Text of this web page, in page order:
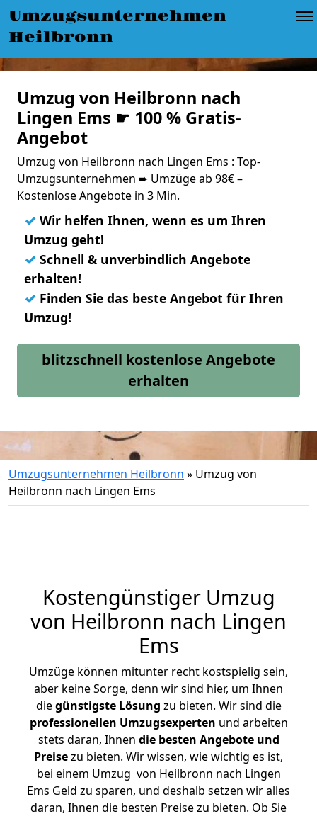
Umzugsunternehmen
Heilbronn
Umzug von Heilbronn nach
Lingen Ems ☛ 100 % Gratis-
Angebot
Umzug von Heilbronn nach Lingen Ems : Top-
Umzugsunternehmen ➨ Umzüge ab 98€ –
Kostenlose Angebote in 3 Min.
✓ Wir helfen Ihnen, wenn es um Ihren
Umzug geht!
✓ Schnell & unverbindlich Angebote
erhalten!
✓ Finden Sie das beste Angebot für Ihren
Umzug!
blitzschnell kostenlose Angebote
erhalten
Umzugsunternehmen Heilbronn » Umzug von
Heilbronn nach Lingen Ems
Kostengünstiger Umzug
von Heilbronn nach Lingen
Ems
Umzüge können mitunter recht kostspielig sein,
aber keine Sorge, denn wir sind hier, um Ihnen
diegünstigste Lösung zu bieten. Wir sind die
professionellen Umzugsexperten und arbeiten
stets daran, Ihnen die besten Angebote und
Preisezu bieten. Wir wissen, wie wichtig es ist,
bei einem Umzug von Heilbronn nach Lingen
Ems Geld zu sparen, und deshalb setzen wir alles
daran, Ihnen die besten Preise zu bieten. Ob Sie